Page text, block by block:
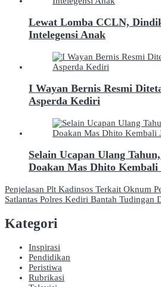
Lewat Lomba CCLN,
Intelegensi Anak
I Wayan Bernis Resmi
Asperda Kediri
Selain Ucapan Ulang
Doakan Mas Dhito
Navigasi
pos
Penjelasan Plt Kadinsos Terkait Oknum
Satlantas Polres Kediri Bantah
Kategori
Inspirasi
Pendidikan
Peristiwa
Rubrikasi